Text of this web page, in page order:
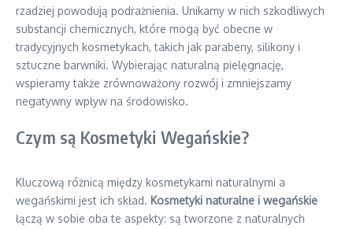
rzadziej powodują podrażnienia. Unikamy w nich szkodliwych
substancji chemicznych, które mogą być obecne w
tradycyjnych kosmetykach, takich jak parabeny, silikony i
sztuczne barwniki. Wybierając naturalną pielęgnację,
wspieramy także zrównoważony rozwój i zmniejszamy
negatywny wpływ na środowisko.
Czym są Kosmetyki Wegańskie?
Kluczową różnicą między kosmetykami naturalnymi a
wegańskimi jest ich skład. Kosmetyki naturalne i wegańskie
łączą w sobie oba te aspekty: są tworzone z naturalnych